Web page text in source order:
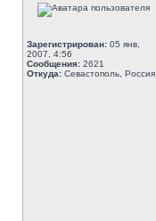
Зарегистрирован: 05 янв,
2007, 4:56
Сообщения: 2621
Откуда: Севастополь, Россия